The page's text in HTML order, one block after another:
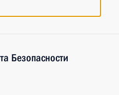
Безопасности